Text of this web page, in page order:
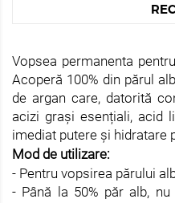
Vopsea permanenta
Acoperă 100% din părul
de argan care, datorită
acizi grași esențiali, acid
imediat putere și hidratare
Mod de utilizare:
- Pentru vopsirea părului
- Până la 50% păr alb,